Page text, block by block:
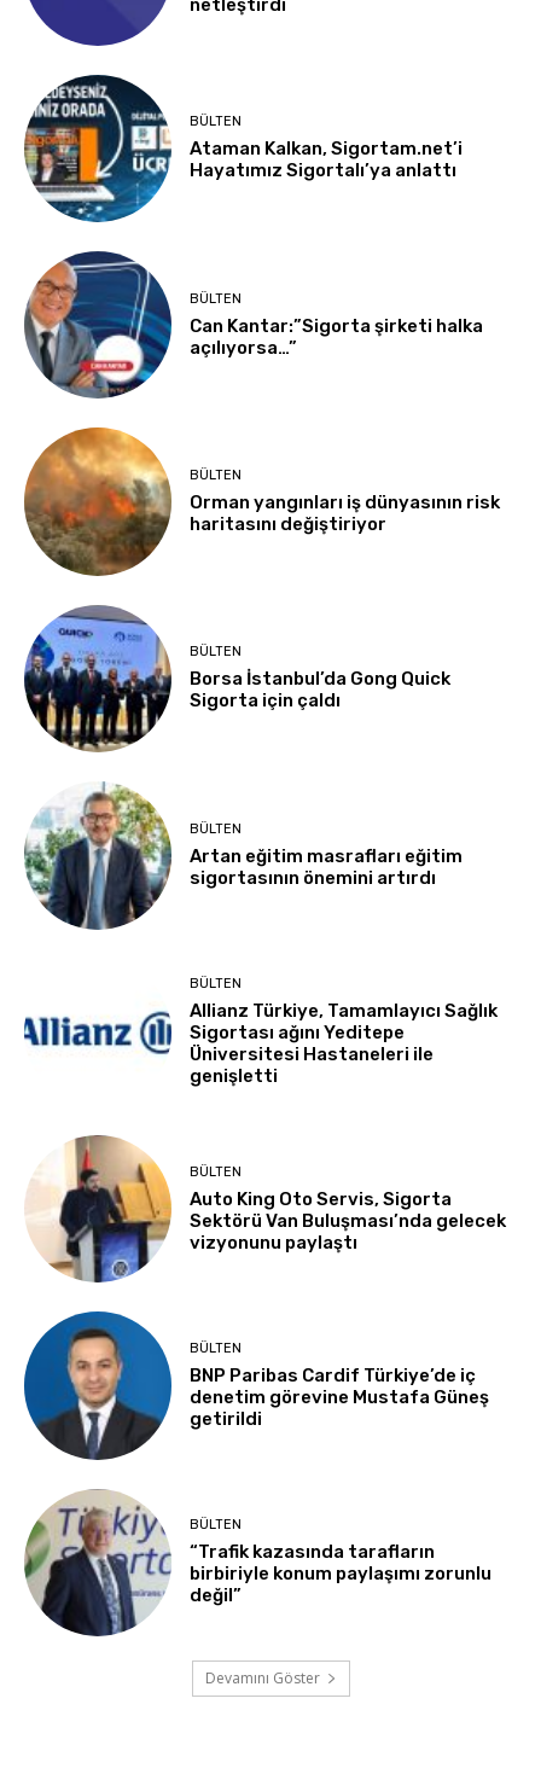
netleştirdi
BÜLTEN
Ataman Kalkan, Sigortam.net’i
Hayatımız Sigortalı’ya anlattı
BÜLTEN
Can Kantar:”Sigorta şirketi halka
açılıyorsa…”
BÜLTEN
Orman yangınları iş dünyasının risk
haritasını değiştiriyor
BÜLTEN
Borsa İstanbul’da Gong Quick
Sigorta için çaldı
BÜLTEN
Artan eğitim masrafları eğitim
sigortasının önemini artırdı
BÜLTEN
Allianz Türkiye, Tamamlayıcı Sağlık
Sigortası ağını Yeditepe
Üniversitesi Hastaneleri ile
genişletti
BÜLTEN
Auto King Oto Servis, Sigorta
Sektörü Van Buluşması’nda gelecek
vizyonunu paylaştı
BÜLTEN
BNP Paribas Cardif Türkiye’de iç
denetim görevine Mustafa Güneş
getirildi
BÜLTEN
“Trafik kazasında tarafların
birbiriyle konum paylaşımı zorunlu
değil”
Devamını Göster